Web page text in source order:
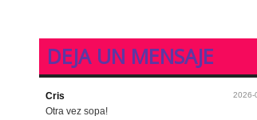
DEJA UN MENSAJE